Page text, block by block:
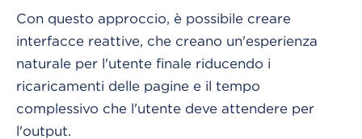
Con questo approccio, è possibile creare
interfacce reattive, che creano un'esperienza
naturale per l'utente finale riducendo i
ricaricamenti delle pagine e il tempo
complessivo che l'utente deve attendere per
l'output.